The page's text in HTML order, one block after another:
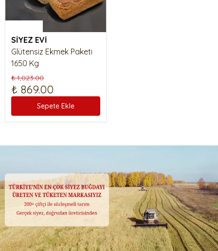
SİYEZ EVİ
Glütensiz Ekmek Paketi
1650 Kg
₺ 1,023.00
₺ 869.00
Sepete Ekle